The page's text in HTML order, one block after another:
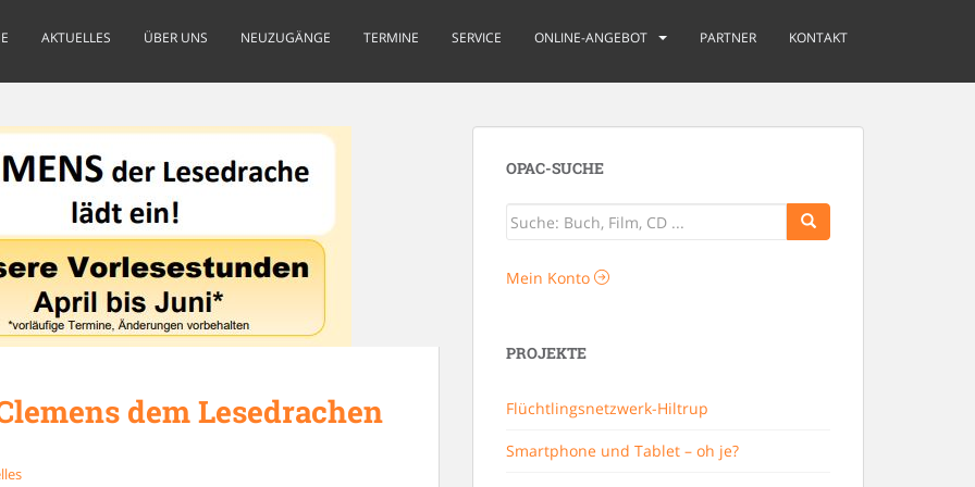
AKTUELLES ÜBER UNS NEUZUGÄNGE TERMINE SERVICE ONLINE-ANGEBOT PARTNER KONTAKT
dem Lesedrachen
OPAC-SUCHE
Mein Konto
PROJEKTE
Flüchtlingsnetzwerk-Hiltrup
Smartphone und Tablet – oh je?